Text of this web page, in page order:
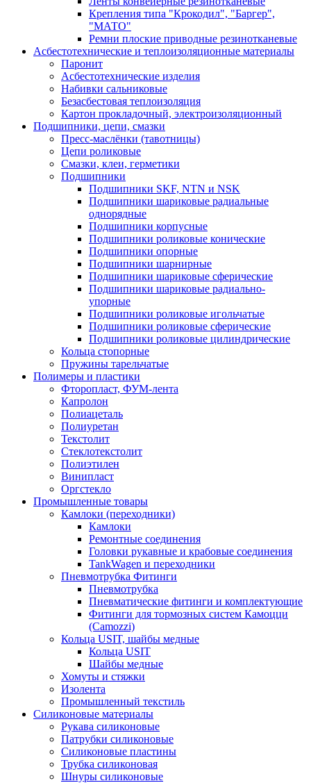
Крепления типа "Крокодил", "Баргер",
"МАТО"
Ремни плоские приводные резинотканевые
Асбестотехнические и теплоизоляционные материалы
Паронит
Асбестотехнические изделия
Набивки сальниковые
Безасбестовая теплоизоляция
Картон прокладочный, электроизоляционный
Подшипники, цепи, смазки
Пресс-маслёнки (тавотницы)
Цепи роликовые
Смазки, клеи, герметики
Подшипники
Подшипники SKF, NTN и NSK
Подшипники шариковые радиальные
однорядные
Подшипники корпусные
Подшипники роликовые конические
Подшипники опорные
Подшипники шарнирные
Подшипники шариковые сферические
Подшипники шариковые радиально-
упорные
Подшипники роликовые игольчатые
Подшипники роликовые сферические
Подшипники роликовые цилиндрические
Кольца стопорные
Пружины тарельчатые
Полимеры и пластики
Фторопласт, ФУМ-лента
Капролон
Полиацеталь
Полиуретан
Текстолит
Стеклотекстолит
Полиэтилен
Винипласт
Оргстекло
Промышленные товары
Камлоки (переходники)
Камлоки
Ремонтные соединения
Головки рукавные и крабовые соединения
TankWagen и переходники
Пневмотрубка Фитинги
Пневмотрубка
Пневматические фитинги и комплектующие
Фитинги для тормозных систем Камоцци
(Camozzi)
Кольца USIT, шайбы медные
Кольца USIT
Шайбы медные
Хомуты и стяжки
Изолента
Промышленный текстиль
Силиконовые материалы
Рукава силиконовые
Патрубки силиконовые
Силиконовые пластины
Трубка силиконовая
Шнуры силиконовые